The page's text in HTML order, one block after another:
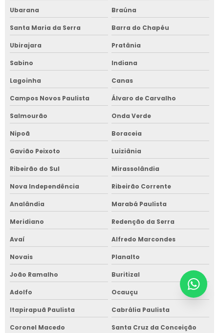
Ubarana Braúna
Santa Maria da Serra Barra do Chapéu
Ubirajara Pratânia
Sabino Indiana
Lagoinha Canas
Campos Novos Paulista Álvaro de Carvalho
Salmourão Onda Verde
Nipoã Boraceia
Gavião Peixoto Luiziânia
Ribeirão do Sul Mirassolândia
Nova Independência Ribeirão Corrente
Analândia Marabá Paulista
Meridiano Redenção da Serra
Avaí Alfredo Marcondes
Novais Planalto
João Ramalho Buritizal
Adolfo Ocauçu
Itapirapuã Paulista Cabrália Paulista
Coronel Macedo Santa Cruz da Conceição